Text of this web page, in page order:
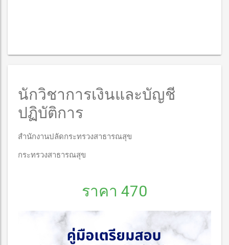
นักวิชาการเงินและบัญชี
ปฏิบัติการ
สำนักงานปลัดกระทรวงสาธารณสุข
กระทรวงสาธารณสุข
ราคา 470